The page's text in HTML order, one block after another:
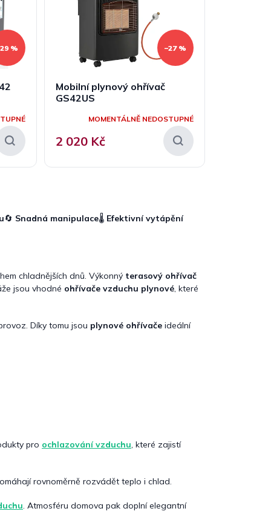
% –27 %
Mobilní plynový ohřívač
GS42US
MOMENTÁLNĚ NEDOSTUPNÉ
2 020 Kč
🔄 Snadná manipulace🌡 Efektivní vytápění
chladnějších dnů. Výkonný terasový ohřívač
jsou vhodné ohřívače vzduchu plynové, které
Díky tomu jsou plynové ohřívače ideální
pro ochlazování vzduchu, které zajistí
rovnoměrně rozvádět teplo i chlad.
. Atmosféru domova pak doplní elegantní